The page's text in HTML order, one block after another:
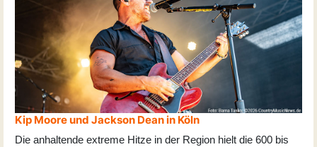
Kip Moore und Jackson Dean in Köln
Die anhaltende extreme Hitze in der Region hielt die 600 bis